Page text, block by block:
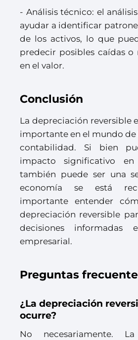
- Análisis técnico: el
ayudar a identificar
de los activos, lo que
predecir posibles caídas o
en el valor.
Conclusión
La depreciación reversible
importante en el mundo de
contabilidad. Si bien
impacto significativo
también puede ser una
economía se está
importante entender
depreciación reversible
decisiones
empresarial.
Preguntas
¿La depreciación
ocurre?
No necesariamente.